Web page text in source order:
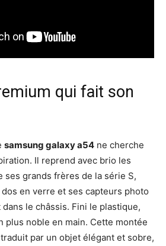
qui fait son
samsung galaxy a54 ne cherche
Il reprend avec brio les
ses grands frères de la série S,
en verre et ses capteurs photo
le châssis. Fini le plastique,
plus noble en main. Cette montée
par un objet élégant et sobre,